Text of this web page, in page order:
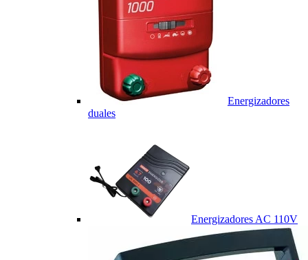
Energizadores
duales
Energizadores AC 110V